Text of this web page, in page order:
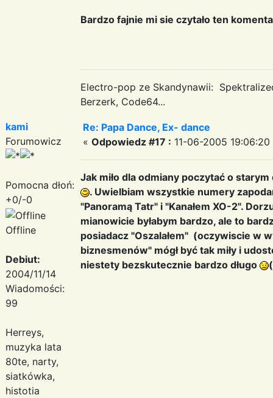
Bardzo fajnie mi sie czytało ten
Electro-pop ze Skandynawii:
Berzerk, Code64...
kami
Forumowicz
Pomocna dłoń:
+0/-0
Offline
Debiut:
2004/11/14
Wiadomości:
99
Herreys,
muzyka lata
80te, narty,
siatkówka,
histotia
Re: Papa Dance, Ex- dance
« Odpowiedz #17 : 11-06-2005 19:06:20
Jak miło dla odmiany poczytać o
. Uwielbiam wszystkie numery
"Panoramą Tatr" i "Kanałem XO-2".
mianowicie byłabym bardzo, ale to
posiadacz "Oszalałem" (oczywiscie w
biznesmenów" mógł być tak miły i
niestety bezskutecznie bardzo długo